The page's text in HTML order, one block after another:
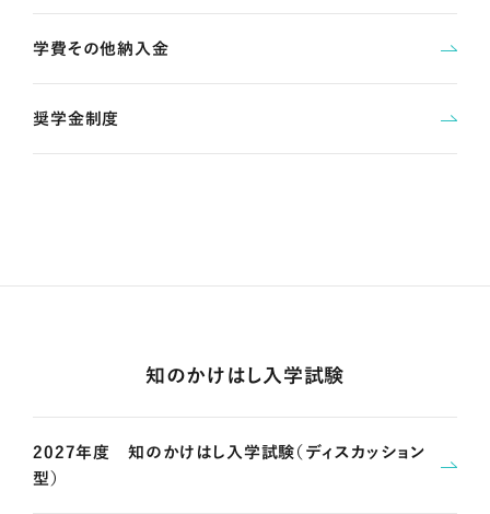
学費その他納入金
奨学金制度
知のかけはし入学試験
2027年度 知のかけはし入学試験（ディスカッション
型）